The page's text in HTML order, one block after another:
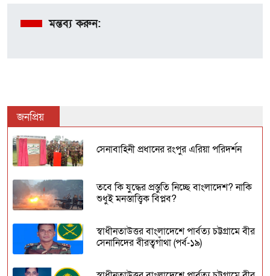
মন্তব্য করুন:
জনপ্রিয়
সেনাবাহিনী প্রধানের রংপুর এরিয়া পরিদর্শন
তবে কি যুদ্ধের প্রস্তুতি নিচ্ছে বাংলাদেশ? নাকি
শুধুই মনস্তাত্ত্বিক বিপ্লব?
স্বাধীনতাউত্তর বাংলাদেশে পার্বত্য চট্টগ্রামে বীর
সেনানিদের বীরত্বগাঁথা (পর্ব-১৯)